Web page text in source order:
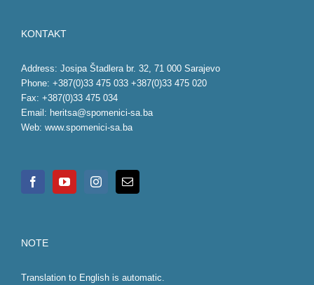
KONTAKT
Address: Josipa Štadlera br. 32, 71 000 Sarajevo
Phone: +387(0)33 475 033 +387(0)33 475 020
Fax: +387(0)33 475 034
Email: heritsa@spomenici-sa.ba
Web: www.spomenici-sa.ba
NOTE
Translation to English is automatic.